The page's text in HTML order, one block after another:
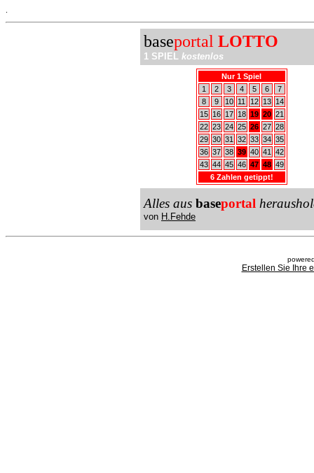
baseportal LOTTO
1 SPIEL kostenlos
Nur 1 Spiel
1
2 3 4 5 6
7
8
9 10 11 12 13
14
15
16 17 18 19 20 21
22 23 24 25 26 27 28
29 30 31 32 33 34 35
36 37 38 39 40 41
42
43 44 45 46 47 48 49
6 Zahlen getippt!
Alles aus baseportal
von H.Fehde
Erstellen Sie Ihre